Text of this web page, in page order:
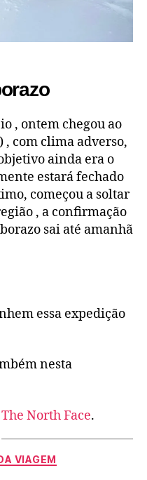
, ontem chegou ao
, com clima adverso,
ainda era o
estará fechado
começou a soltar
, a confirmação
sai até amanhã
essa expedição
nesta
The North Face.
VIAGEM